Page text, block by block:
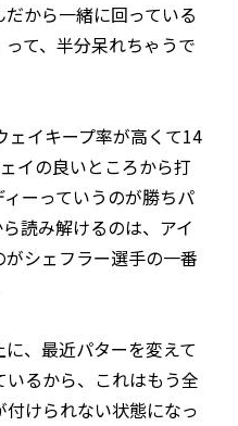
から一緒に回っている
て、半分呆れちゃうで
ェイキープ率が高くて14
イの良いところから打
ーっていうのが勝ちパ
読み解けるのは、アイ
シェフラー選手の一番
、最近パターを変えて
るから、これはもう全
けられない状態になっ